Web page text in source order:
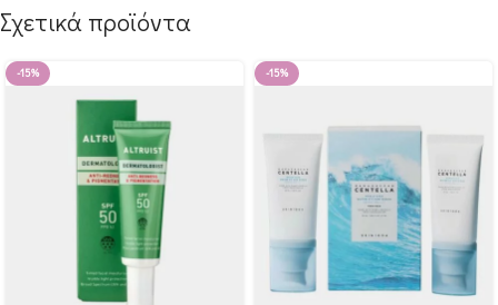
Σχετικά προϊόντα
-15% -15%